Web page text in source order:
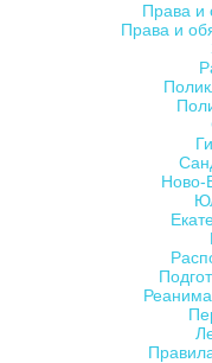
Права и
Права и
Ново-